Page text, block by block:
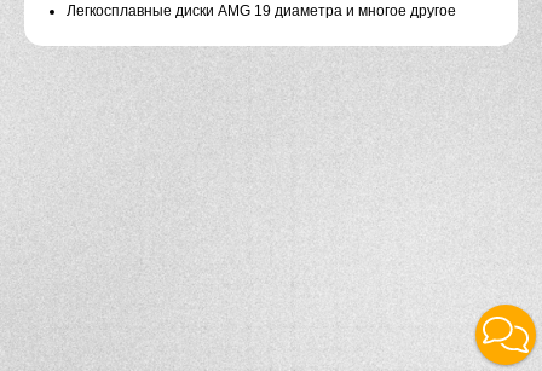
Легкосплавные диски AMG 19 диаметра и многое другое